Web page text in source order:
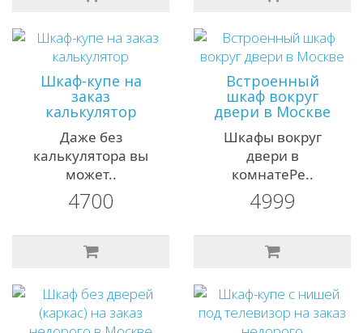
Шкаф-купе на
заказ
калькулятор
Даже без
калькулятора вы
может..
4700
Встроенный
шкаф вокруг
двери в Москве
Шкафы вокруг
двери в
комнатеРе..
4999